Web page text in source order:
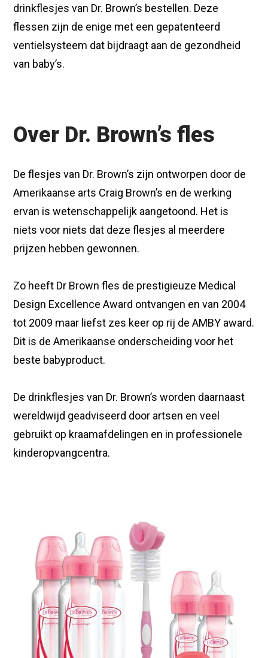
drinkflesjes van Dr. Brown’s bestellen. Deze
flessen zijn de enige met een gepatenteerd
ventielsysteem dat bijdraagt aan de gezondheid
van baby’s.
Over Dr. Brown’s fles
De flesjes van Dr. Brown’s zijn ontworpen door de
Amerikaanse arts Craig Brown’s en de werking
ervan is wetenschappelijk aangetoond. Het is
niets voor niets dat deze flesjes al meerdere
prijzen hebben gewonnen.
Zo heeft Dr Brown fles de prestigieuze Medical
Design Excellence Award ontvangen en van 2004
tot 2009 maar liefst zes keer op rij de AMBY award.
Dit is de Amerikaanse onderscheiding voor het
beste babyproduct.
De drinkflesjes van Dr. Brown’s worden daarnaast
wereldwijd geadviseerd door artsen en veel
gebruikt op kraamafdelingen en in professionele
kinderopvangcentra.